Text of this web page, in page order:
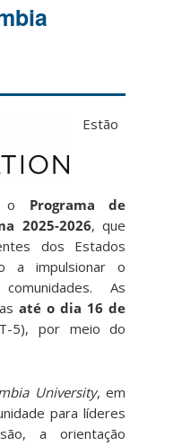
Estão
o Programa de
2025-2026, que
dos Estados
a impulsionar o
As
até o dia 16 de
5), por meio do
University, em
para líderes
a orientação